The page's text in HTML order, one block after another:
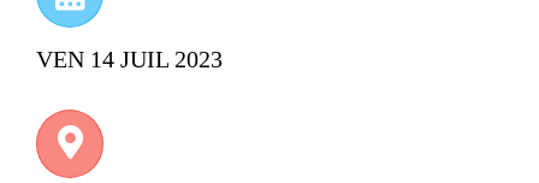
VEN 14 JUIL 2023